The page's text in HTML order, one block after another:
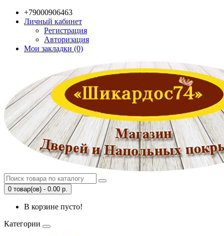
+79000906463
Личный кабинет
Регистрация
Авторизация
Мои закладки (0)
0 товар(ов) - 0.00 р.
В корзине пусто!
Категории